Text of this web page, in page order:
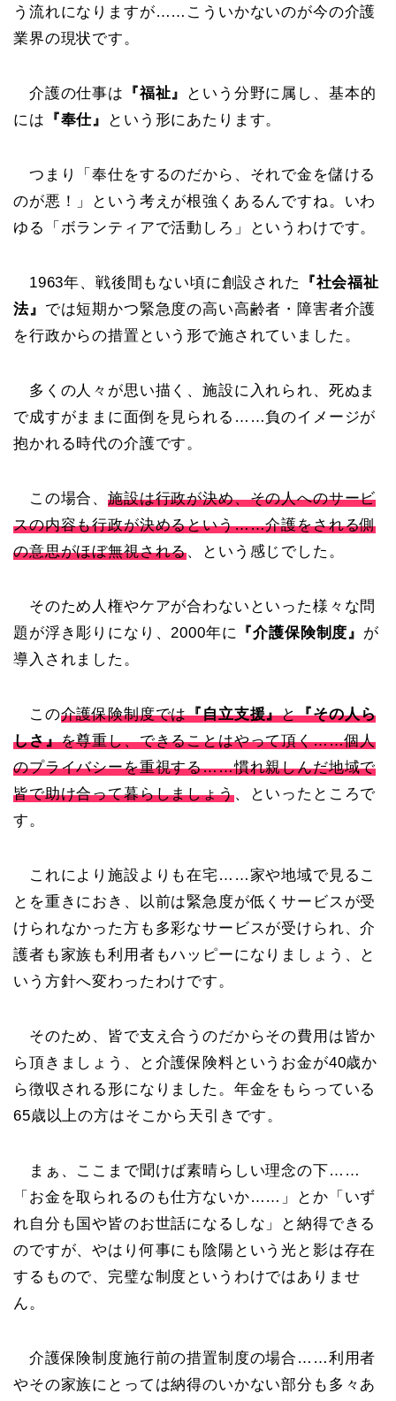
う流れになりますが……こういかないのが今の介護
業界の現状です。
介護の仕事は 『福祉』
という分野に属し、基本的
には 『奉仕』 という形にあたります。
つまり「奉仕をするのだから、それで金を儲ける
のが悪！」という考えが根強くあるんですね。いわ
ゆる「ボランティアで活動しろ」というわけです。
1963年、戦後間もない頃に創設された
『社会福祉
法』 では短期かつ緊急度の高い高齢者・障害者介護
を行政からの措置という形で施されていました。
多くの人々が思い描く、施設に入れられ、死ぬま
で成すがままに面倒を見られる……負のイメージが
抱かれる時代の介護です。
この場合、施設は行政が決め、その人へのサービ
スの内容も行政が決めるという……介護をされる側
の意思がほぼ無視される、という感じでした。
そのため人権やケアが合わないといった様々な問
題が浮き彫りになり、2000年に
『介護保険制度』 が
導入されました。
この介護保険制度では『自立支援』と『その人ら
しさ』を尊重し、できることはやって頂く……個人
のプライバシーを重視する……慣れ親しんだ地域で
皆で助け合って暮らしましょう、といったところで
す。
これにより施設よりも在宅……家や地域で見るこ
とを重きにおき、以前は緊急度が低くサービスが受
けられなかった方も多彩なサービスが受けられ、介
護者も家族も利用者もハッピーになりましょう、と
いう方針へ変わったわけです。
そのため、皆で支え合うのだからその費用は皆か
ら頂きましょう、と介護保険料というお金が40歳か
ら徴収される形になりました。年金をもらっている
65歳以上の方はそこから天引きです。
まぁ、ここまで聞けば素晴らしい理念の下……
「お金を取られるのも仕方ないか……」とか「いず
れ自分も国や皆のお世話になるしな」と納得できる
のですが、やはり何事にも陰陽という光と影は存在
するもので、完璧な制度というわけではありませ
ん。
介護保険制度施行前の措置制度の場合……利用者
やその家族にとっては納得のいかない部分も多々あ